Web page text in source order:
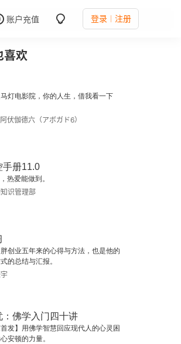
账户充值 登录 注册
喜欢
灯电影院，你的人生，借我看一下
伏伽德六（アボガド6）
手册11.0
热爱能做到。
识管理部
创业五年来的心得与方法，也是他的
的总结与汇报。
：佛学入门四十讲
首发】用佛学智慧回应现代人的心灵困
安顿的力量。